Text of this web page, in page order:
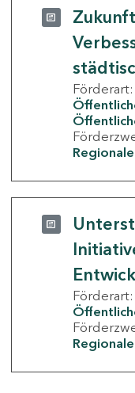
Förderart:
Förderart: